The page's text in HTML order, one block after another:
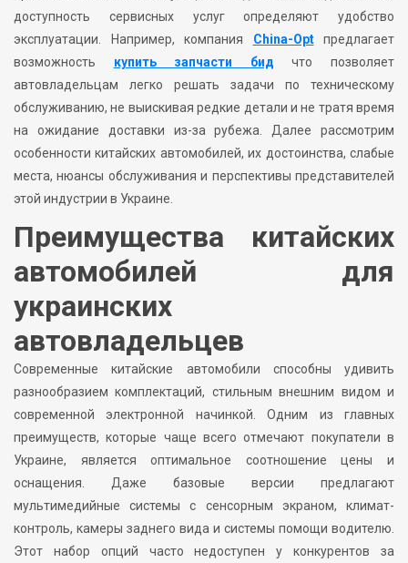
доступность сервисных услуг определяют удобство
эксплуатации. Например, компания China-Optпредлагает
возможность купить запчасти бид что позволяет
автовладельцам легко решать задачи по техническому
обслуживанию, не выискивая редкие детали и не тратя время
на ожидание доставки из-за рубежа. Далее рассмотрим
особенности китайских автомобилей, их достоинства, слабые
места, нюансы обслуживания и перспективы представителей
этой индустрии в Украине.
Преимущества китайских
автомобилей для
украинских
автовладельцев
Современные китайские автомобили способны удивить
разнообразием комплектаций, стильным внешним видом и
современной электронной начинкой. Одним из главных
преимуществ, которые чаще всего отмечают покупатели в
Украине, является оптимальное соотношение цены и
оснащения. Даже базовые версии предлагают
мультимедийные системы с сенсорным экраном, климат-
контроль, камеры заднего вида и системы помощи водителю.
Этот набор опций часто недоступен у конкурентов за